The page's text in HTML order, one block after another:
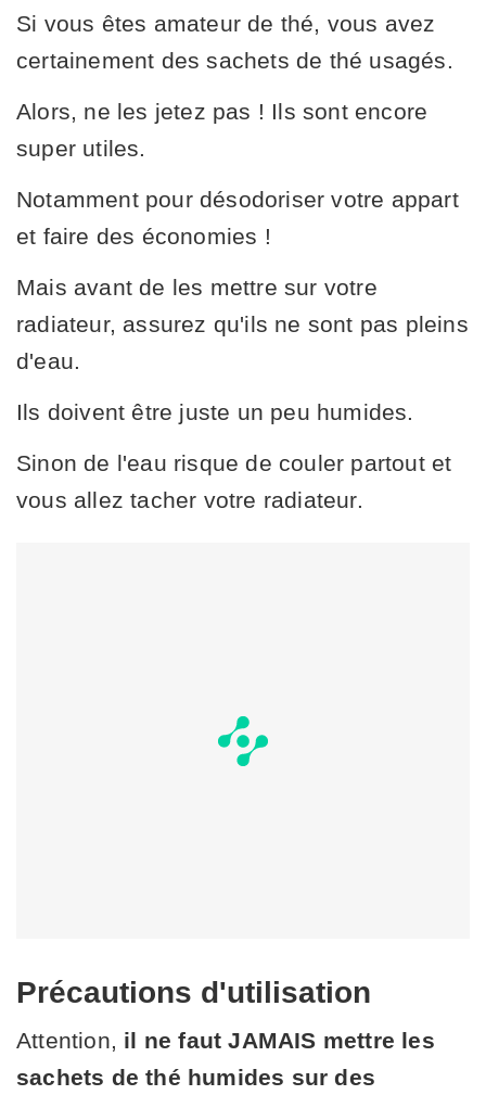
Si vous êtes amateur de thé, vous avez
certainement des sachets de thé usagés.
Alors, ne les jetez pas ! Ils sont encore
super utiles.
Notamment pour désodoriser votre appart
et faire des économies !
Mais avant de les mettre sur votre
radiateur, assurez qu'ils ne sont pas pleins
d'eau.
Ils doivent être juste un peu humides.
Sinon de l'eau risque de couler partout et
vous allez tacher votre radiateur.
Précautions d'utilisation
Attention, il ne faut JAMAIS mettre les
sachets de thé humides sur des